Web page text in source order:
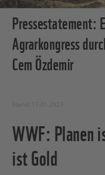
Pressestatement:
Agrarkongress
Cem Özdemir
WWF: Planen
ist Gold